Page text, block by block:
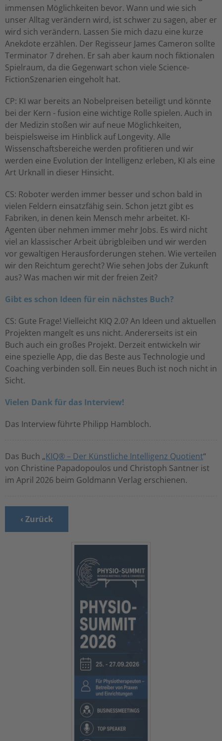
immensen Möglichkeiten bevor. Wann und wie sich
unser Alltag verändern wird, ist schwer zu sagen, aber er
wird sich verändern. Lassen Sie mich dazu eine kurze
Anekdote erzählen. Der Regisseur James Cameron sollte
Terminator 7 drehen. Er sah aber kaum noch fiktionalen
Spielraum, da die Gegenwart schon viele Science-
FictionSzenarien eingeholt hat.
CP: KI war bereits an Nobelpreisen beteiligt und könnte
bei der Kern - fusion eine wichtige Rolle spielen. Auch in
der Medizin stoßen wir auf neue Möglichkeiten,
beispielsweise im Hinblick auf Longevity. Alle
Wissenschaftsbereiche werden profitieren und wir
werden eine Evolution der Intelligenz erleben, KI als eine
Art Urknall in dieser Hinsicht.
CS: Roboter werden immer besser und schon bald in
vielen Feldern einsatzfähig sein. Schon jetzt gibt es
Fabriken, in denen kein Mensch mehr arbeitet. KI-
Agenten über nehmen immer mehr Jobs. Es wird nicht
viel an klassischer Arbeit übrigbleiben und wir werden
vor gewaltigen Herausforderungen stehen. Wie verteilen
wir den Reichtum gerecht? Wie sehen Jobs der Zukunft
aus? Was machen wir mit der freien Zeit?
Gibt es schon Ideen für ein nächstes Buch?
CS: Gute Frage! Vielleicht KIQ 2.0? An Ideen und aktuellen
Projekten mangelt es uns nicht. Andererseits ist ein
Buch auch ein großes Projekt. Derzeit entwickeln wir
eine spezielle App, die das Beste aus Technologie und
Coaching verbinden soll. Ein neues Buch ist noch nicht in
Sicht.
Vielen Dank für das Interview!
Das Interview führte Philipp Hambloch.
Das Buch „KIQ® – Der Künstliche Intelligenz Quotient“
von Christine Papadopoulos und Christoph Santner ist
im April 2026 beim Goldmann Verlag erschienen.
‹ Zurück